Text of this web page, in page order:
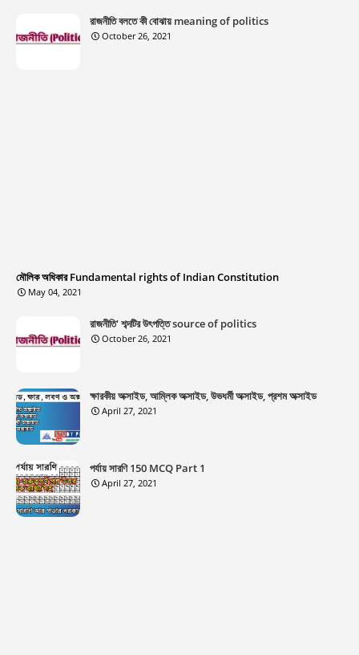
রাজনীতি বলতে কী বোঝায় meaning of politics
October 26, 2021
মৌলিক অধিকার Fundamental rights of Indian Constitution
May 04, 2021
রাজনীতি' শব্দটির উৎপত্তি source of politics
October 26, 2021
ক্ষারকীয় অক্সাইড, আম্লিক অক্সাইড, উভধর্মী অক্সাইড, প্রশম অক্সাইড
April 27, 2021
পর্যায় সারণি 150 MCQ Part 1
April 27, 2021